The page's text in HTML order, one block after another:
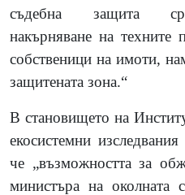
съдебна защита
накърняване на техните
собственици на имоти,
защитената зона.“
В становището на
екосистемни
че „възможността за
министъра на околната